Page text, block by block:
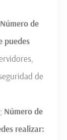
Número de
puedes
de
Número de
realizar: